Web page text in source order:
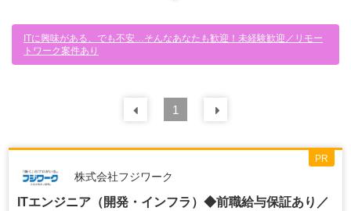
ITに興味がある、でも不安…そんなあなたも歓迎！未経験歓迎／リモー
トワーク案件あり
前の 件
1
株式会社フジワーク
ITエンジニア（開発・インフラ）◆前職給与保証あり／
PR